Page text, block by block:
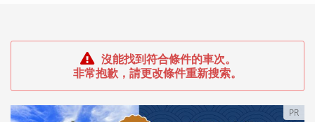
沒能找到符合條件的車次。
非常抱歉，請更改條件重新搜索。
PR